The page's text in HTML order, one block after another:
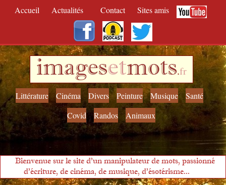
Accueil Actualités Contact Sites amis
imagesetmots.fr
Littérature Cinéma Divers Peinture Musique
Santé
Covid
Randos Animaux
Bienvenue sur le site d'un manipulateur de mots, passionné
d'écriture, de cinéma, de musique, d'ésotérisme...